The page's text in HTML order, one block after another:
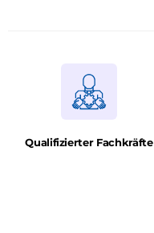
Qualifizierter Fachkräfte